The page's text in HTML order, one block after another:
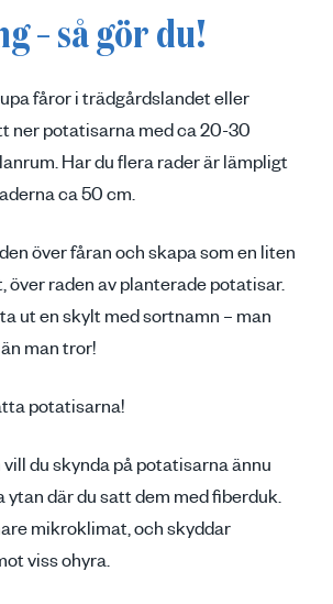
– så gör du!
fåror i trädgårdslandet eller
ner potatisarna med ca 20-30
Har du flera rader är lämpligt
ca 50 cm.
över fåran och skapa som en liten
över raden av planterade potatisar.
ut en skylt med sortnamn – man
man tror!
potatisarna!
vill du skynda på potatisarna ännu
ytan där du satt dem med fiberduk.
mikroklimat, och skyddar
viss ohyra.